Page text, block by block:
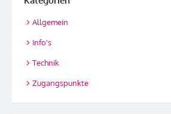
Allgemein
Info's
Technik
Zugangspunkte